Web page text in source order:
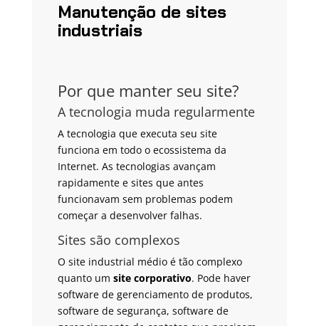
Manutenção de sites
industriais
Por que manter seu site?
A tecnologia muda regularmente
A tecnologia que executa seu site
funciona em todo o ecossistema da
Internet. As tecnologias avançam
rapidamente e sites que antes
funcionavam sem problemas podem
começar a desenvolver falhas.
Sites são complexos
O site industrial médio é tão complexo
quanto um site corporativo. Pode haver
software de gerenciamento de produtos,
software de segurança, software de